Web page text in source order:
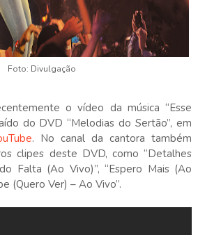
Foto: Divulgação
o vídeo da música “Esse
do DVD “Melodias do Sertão”, em
. No canal da cantora também
clipes deste DVD, como “Detalhes
Falta (Ao Vivo)”, “Espero Mais (Ao
(Quero Ver) – Ao Vivo”.